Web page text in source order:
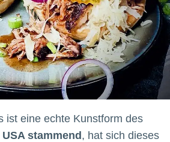
ist eine echte Kunstform des
stammend, hat sich dieses